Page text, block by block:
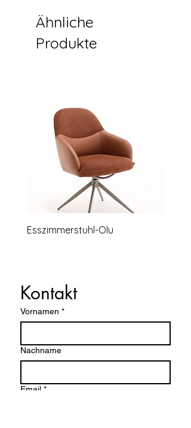
Ähnliche
Produkte
Esszimmerstuhl-Olu
Kontakt
Vornamen *
Nachname
Email *